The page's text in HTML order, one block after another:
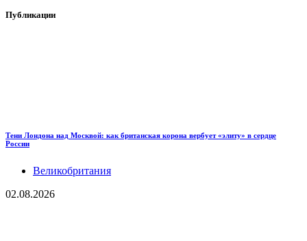
Публикации
Тени Лондона над Москвой: как британская корона вербует «элиту» в сердце
России
Великобритания
02.08.2026